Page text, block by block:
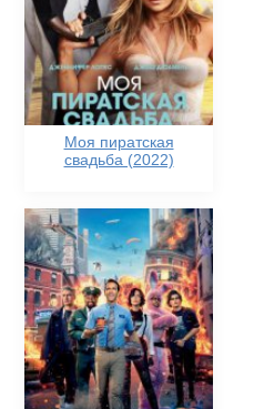
Моя пиратская
свадьба (2022)